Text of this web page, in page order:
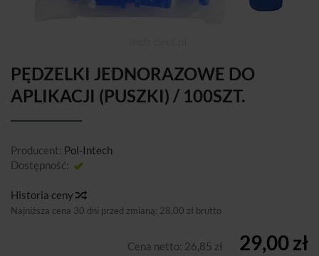
PĘDZELKI JEDNORAZOWE DO
APLIKACJI (PUSZKI) / 100SZT.
Producent: Pol-Intech
Dostępność:
Historia ceny
Najniższa cena 30 dni przed zmianą: 28,00 zł brutto
Cena netto: 26,85 zł 29,00 zł